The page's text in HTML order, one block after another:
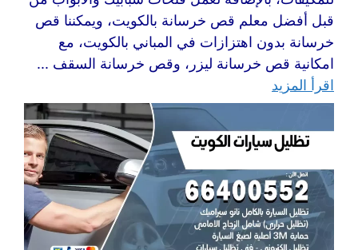
قبل أفضل معلم قص خرسانة بالكويت، ويمكننا قص
خرسانة بدون اهتزازات في المباني بالكويت، مع
امكانية قص خرسانة ليزر، وقص خرسانة السقف ...
اقرأ المزيد